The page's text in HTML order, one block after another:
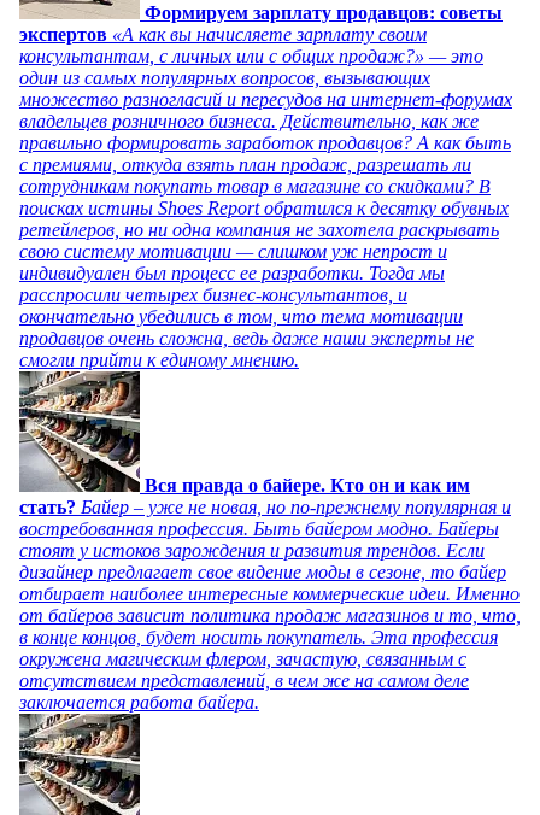
Формируем зарплату продавцов: советы
экспертов «А как вы начисляете зарплату своим
консультантам, с личных или с общих продаж?» — это
один из самых популярных вопросов, вызывающих
множество разногласий и пересудов на интернет-форумах
владельцев розничного бизнеса. Действительно, как же
правильно формировать заработок продавцов? А как быть
с премиями, откуда взять план продаж, разрешать ли
сотрудникам покупать товар в магазине со скидками? В
поисках истины Shoes Report обратился к десятку обувных
ретейлеров, но ни одна компания не захотела раскрывать
свою систему мотивации — слишком уж непрост и
индивидуален был процесс ее разработки. Тогда мы
расспросили четырех бизнес-консультантов, и
окончательно убедились в том, что тема мотивации
продавцов очень сложна, ведь даже наши эксперты не
смогли прийти к единому мнению.
Вся правда о байере. Кто он и как им
стать? Байер – уже не новая, но по-прежнему популярная и
востребованная профессия. Быть байером модно. Байеры
стоят у истоков зарождения и развития трендов. Если
дизайнер предлагает свое видение моды в сезоне, то байер
отбирает наиболее интересные коммерческие идеи. Именно
от байеров зависит политика продаж магазинов и то, что,
в конце концов, будет носить покупатель. Эта профессия
окружена магическим флером, зачастую, связанным с
отсутствием представлений, в чем же на самом деле
заключается работа байера.